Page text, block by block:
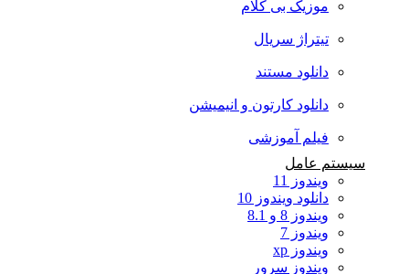
موزیک بی کلام
تیتراژ سریال
دانلود مستند
دانلود کارتون و انیمیشن
فیلم آموزشی
سیستم عامل
ویندوز 11
دانلود ویندوز 10
ویندوز 8 و 8.1
ویندوز 7
ویندوز xp
ویندوز سرور